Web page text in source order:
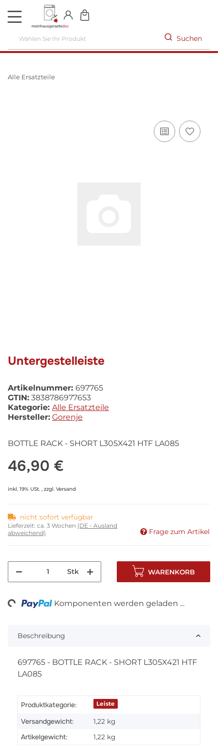
DE
Suchen
Alle Ersatzteile
Untergestelleiste
Artikelnummer: 697765
GTIN: 3838786977653
Kategorie: Alle Ersatzteile
Hersteller: Gorenje
BOTTLE RACK - SHORT L305X421 HTF LA085
46,90 €
inkl. 19% USt. , zzgl. Versand
nicht sofort verfügbar
Lieferzeit: ca. 3 Wochen (DE - Ausland
abweichend)
Frage zum Artikel
Stk WARENKORB
Komponenten werden geladen ...
Beschreibung
697765 - BOTTLE RACK - SHORT L305X421 HTF
LA085
Produktkategorie: Leiste
Versandgewicht: 1,22 kg
Artikelgewicht: 1,22 kg